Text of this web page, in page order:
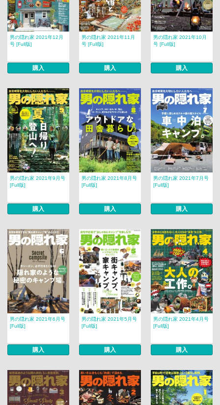
男の隠れ家 2021年12月
号 [Full版]
購入
男の隠れ家 2021年11月
号 [Full版]
購入
男の隠れ家 2021年10月
号 [Full版]
購入
男の隠れ家 2021年9月号
[Full版]
購入
男の隠れ家 2021年8月号
[Full版]
購入
男の隠れ家 2021年7月号
[Full版]
購入
男の隠れ家 2021年6月号
[Full版]
購入
男の隠れ家 2021年5月号
[Full版]
購入
男の隠れ家 2021年4月号
[Full版]
購入